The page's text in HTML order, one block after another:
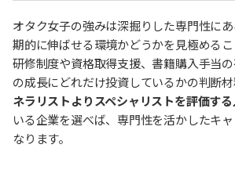
オタク女子の強みは深掘りした専門性に
期的に伸ばせる環境かどうかを見極める
研修制度や資格取得支援、書籍購入手当
の成長にどれだけ投資しているかの判断材
ネラリストよりスペシャリストを評価す
いる企業を選べば、専門性を活かしたキ
なります。